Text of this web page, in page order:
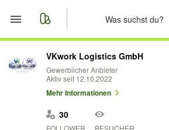
Start
Merkliste
Nachrichten
VKwork Logistics GmbH
Gewerblicher Anbieter
Aktiv seit 12.10.2022
Mehr Informationen
30
FOLLOWER BESUCHER